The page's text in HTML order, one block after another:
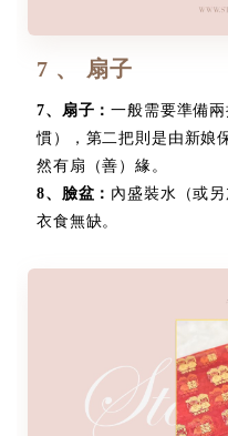
7 、 扇子
7、 扇子：一般需要準備
慣），第二把則是由新娘
然有扇（善）緣。
8、 臉盆： 內盛裝水（或
衣食無缺。